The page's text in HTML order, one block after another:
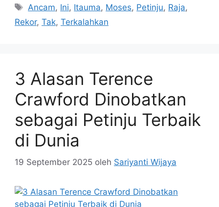
Tag
Ancam, Ini, Itauma, Moses, Petinju, Raja,
Rekor, Tak, Terkalahkan
3 Alasan Terence
Crawford Dinobatkan
sebagai Petinju Terbaik
di Dunia
19 September 2025 oleh Sariyanti Wijaya